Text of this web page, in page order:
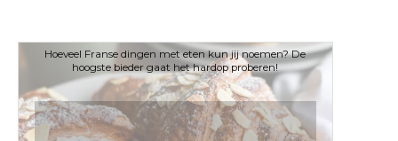
Hoeveel Franse dingen met eten kun jij noemen? De
hoogste bieder gaat het hardop proberen!